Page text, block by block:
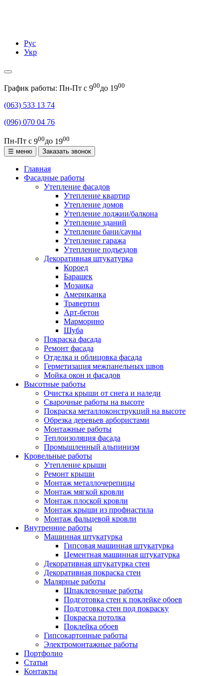
Рус
Укр
График работы: Пн-Пт с 900до 1900
(063) 533 13 74
(096) 070 04 76
Пн-Пт с 900до 1900
☰ меню
Заказать звонок
Главная
Фасадные работы
Утепление фасадов
Утепление квартир
Утепление домов
Утепление лоджии/балкона
Утепление зданий
Утепление бани/сауны
Утепление гаража
Утепление подъездов
Декоративная штукатурка
Короед
Барашек
Мозаика
Американка
Травертин
Арт-бетон
Марморино
Шуба
Покраска фасада
Ремонт фасада
Отделка и облицовка фасада
Герметизация межпанельных швов
Мойка окон и фасадов
Высотные работы
Очистка крыши от снега и наледи
Сварочные работы на высоте
Покраска металлоконструкций на высоте
Обрезка деревьев арбористами
Монтажные работы
Теплоизоляция фасада
Промышленный альпинизм
Кровельные работы
Утепление крыши
Ремонт крыши
Монтаж металлочерепицы
Монтаж мягкой кровли
Монтаж плоской кровли
Монтаж крыши из профнастила
Монтаж фальцевой кровли
Внутренние работы
Машинная штукатурка
Гипсовая машинная штукатурка
Цементная машинная штукатурка
Декоративная штукатурка стен
Декоративная покраска стен
Малярные работы
Шпаклевочные работы
Подготовка стен к поклейке обоев
Подготовка стен под покраску
Покраска потолка
Поклейка обоев
Гипсокартонные работы
Электромонтажные работы
Портфолио
Статьи
Контакты